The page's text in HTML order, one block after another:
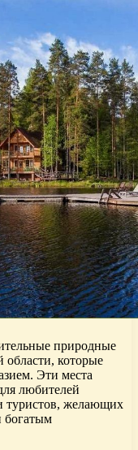
природные
области, которые
Эти места
любителей
туристов, желающих
богатым